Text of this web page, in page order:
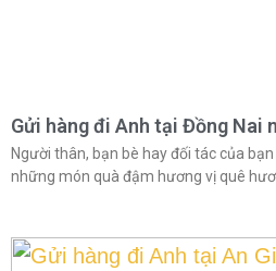
Gửi hàng đi Anh tại Đồng Nai
Người thân, bạn bè hay đối tác của
những món quà đậm hương vị quê